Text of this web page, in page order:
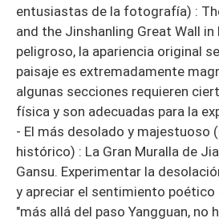
entusiastas de la fotografía) :
and the Jinshanling Great Wall in
peligroso, la apariencia original
paisaje es extremadamente
algunas secciones requieren
física y son adecuadas para la
- El más desolado y majestuoso
histórico) : La Gran Muralla de
Gansu. Experimentar la
y apreciar el sentimiento
"más allá del paso Yangguan, no